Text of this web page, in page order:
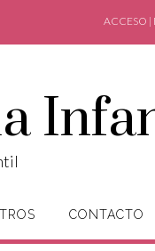
ACCESO |
CONTACTO